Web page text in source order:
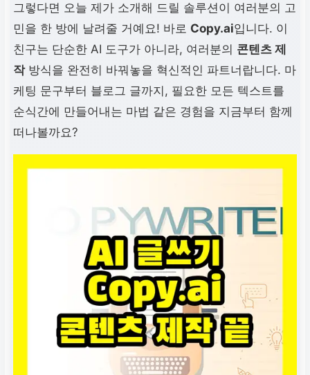
그렇다면 오늘 제가 소개해 드릴 솔루션이 여러분의 고
민을 한 방에 날려줄 거예요! 바로 Copy.ai입니다. 이
친구는 단순한 AI 도구가 아니라, 여러분의 콘텐츠 제
작방식을 완전히 바꿔놓을 혁신적인 파트너랍니다. 마
케팅 문구부터 블로그 글까지, 필요한 모든 텍스트를
순식간에 만들어내는 마법 같은 경험을 지금부터 함께
떠나볼까요?